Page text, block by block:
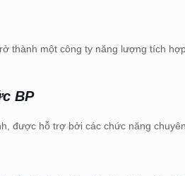
thành một công ty năng lượng tích
BP
được hỗ trợ bởi các chức năng